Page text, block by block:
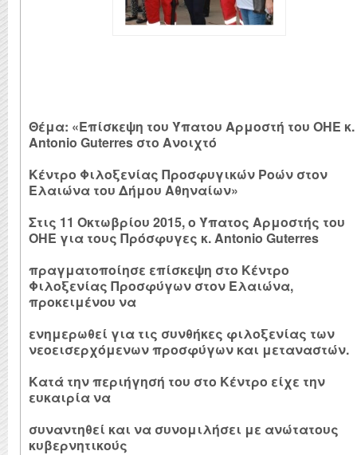
Θέμα: «Επίσκεψη του Ύπατου Αρμοστή του ΟΗΕ κ.
Antonio Guterres στο Ανοιχτό
Κέντρο Φιλοξενίας Προσφυγικών Ροών στον
Ελαιώνα του Δήμου Αθηναίων»
Στις 11 Οκτωβρίου 2015, ο Ύπατος Αρμοστής του
ΟΗΕ για τους Πρόσφυγες κ. Antonio Guterres
πραγματοποίησε επίσκεψη στο Κέντρο
Φιλοξενίας Προσφύγων στον Ελαιώνα,
προκειμένου να
ενημερωθεί για τις συνθήκες φιλοξενίας των
νεοεισερχόμενων προσφύγων και μεταναστών.
Κατά την περιήγησή του στο Κέντρο είχε την
ευκαιρία να
συναντηθεί και να συνομιλήσει με ανώτατους
κυβερνητικούς